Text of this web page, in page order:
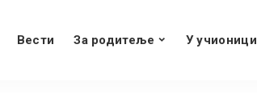
Вести За родитеље У учионици